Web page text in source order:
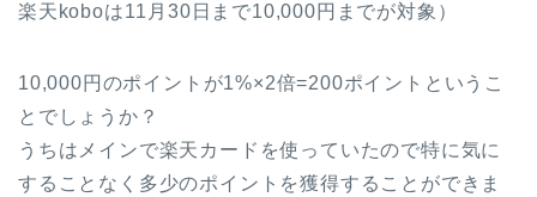
楽天koboは11月30日まで10,000円までが対象）
10,000円のポイントが1%×2倍=200ポイントというこ
とでしょうか？
うちはメインで楽天カードを使っていたので特に気に
することなく多少のポイントを獲得することができま